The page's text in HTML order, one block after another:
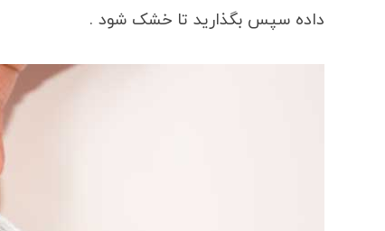
داده سپس بگذارید تا خشک شود .